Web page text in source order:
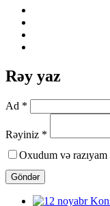
Rəy yaz
Ad *
Rəyiniz *
Oxudum və razıyam
Göndər